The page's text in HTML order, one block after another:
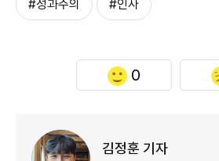
#성과주의 #인사
0
김정훈 기자